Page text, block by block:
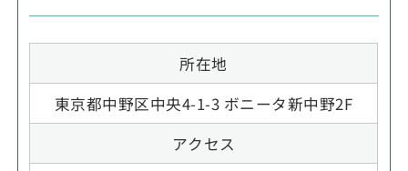
所在地
東京都中野区中央4-1-3 ボニータ新中野2F
アクセス